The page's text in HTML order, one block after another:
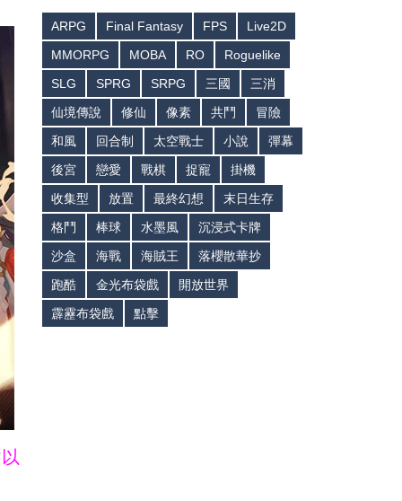
ARPG Final Fantasy FPS
Live2D
MMORPG
MOBA RO
Roguelike
SLG
SPRG SRPG 三國
三消
仙境傳說
修仙 像素 共鬥
冒險
和風
回合制 太空戰士 小說
彈幕
後宮
戀愛 戰棋 捉寵
掛機
收集型
放置 最終幻想
末日生存
格鬥
棒球 水墨風
沉浸式卡牌
沙盒
海戰 海賊王
落櫻散華抄
跑酷
金光布袋戲
開放世界
霹靂布袋戲
點擊